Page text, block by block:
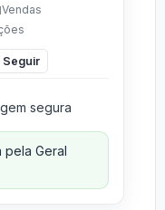
Vendas
Seguir
segura
Geral